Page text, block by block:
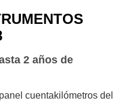
2 años de
cuentakilómetros del